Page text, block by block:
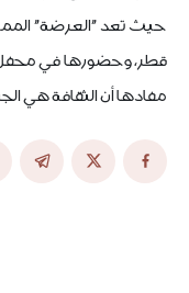
حيث تعد "العرضة"
قطر، وحضورها في
مفادها أن الثقافة هي